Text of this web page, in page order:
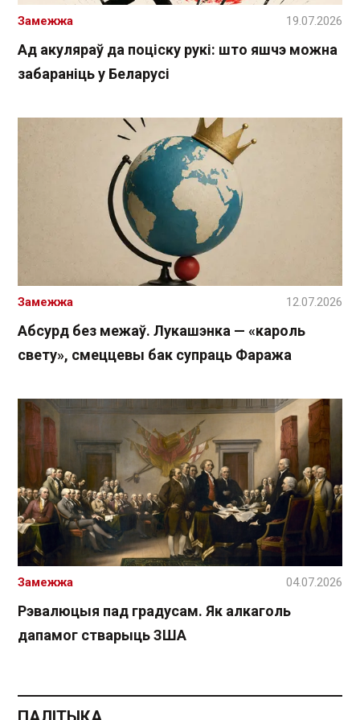
Ад акуляраў да поціску рукі: што яшчэ можна
забараніць у Беларусі
Замежжа 19.07.2026
Абсурд без межаў. Лукашэнка — «кароль
свету», смеццевы бак супраць Фаража
Замежжа 12.07.2026
Рэвалюцыя пад градусам. Як алкаголь
дапамог стварыць ЗША
Замежжа 04.07.2026